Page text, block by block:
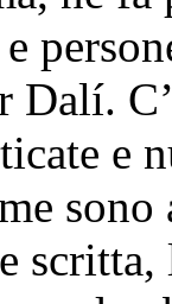
e
sono